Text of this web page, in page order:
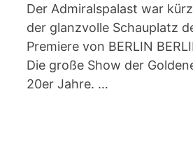
Der Admiralspalast war
der glanzvolle Schauplatz
Premiere von BERLIN
Die große Show der
20er Jahre. …